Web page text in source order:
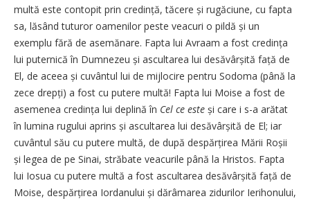
multă este contopit prin credință, tăcere și rugăciune, cu fapta
sa, lăsând tuturor oamenilor peste veacuri o pildă și un
exemplu fără de asemănare. Fapta lui Avraam a fost credința
lui puternică în Dumnezeu și ascultarea lui desăvârșită față de
El, de aceea și cuvântul lui de mijlocire pentru Sodoma (până la
zece drepți) a fost cu putere multă! Fapta lui Moise a fost de
asemenea credința lui deplină în Cel ce este și care i s-a arătat
în lumina rugului aprins și ascultarea lui desăvârșită de El; iar
cuvântul său cu putere multă, de după despărțirea Mării Roșii
și legea de pe Sinai, străbate veacurile până la Hristos. Fapta
lui Iosua cu putere multă a fost ascultarea desăvârșită față de
Moise, despărțirea Iordanului și dărâmarea zidurilor Ierihonului,